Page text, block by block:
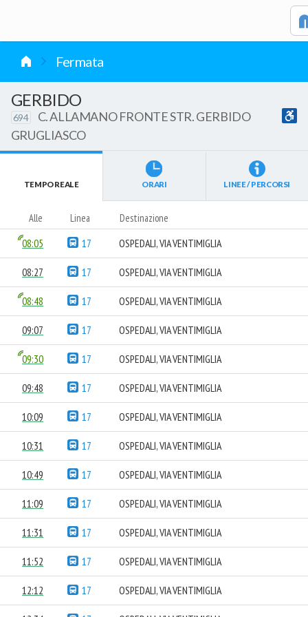
Fermata
GERBIDO
694
C. ALLAMANO FRONTE STR. GERBIDO
GRUGLIASCO
TEMPO REALE ORARI LINEE / PERCORSI
Alle Linea Destinazione
08:05 17 OSPEDALI, VIA VENTIMIGLIA
08:27 17 OSPEDALI, VIA VENTIMIGLIA
08:48 17 OSPEDALI, VIA VENTIMIGLIA
09:07 17 OSPEDALI, VIA VENTIMIGLIA
09:30 17 OSPEDALI, VIA VENTIMIGLIA
09:48 17 OSPEDALI, VIA VENTIMIGLIA
10:09 17 OSPEDALI, VIA VENTIMIGLIA
10:31 17 OSPEDALI, VIA VENTIMIGLIA
10:49 17 OSPEDALI, VIA VENTIMIGLIA
11:09 17 OSPEDALI, VIA VENTIMIGLIA
11:31 17 OSPEDALI, VIA VENTIMIGLIA
11:52 17 OSPEDALI, VIA VENTIMIGLIA
12:12 17 OSPEDALI, VIA VENTIMIGLIA